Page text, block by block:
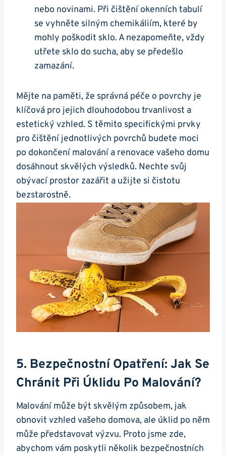
nebo novinami. Při čištění okenních tabulí
se vyhněte silným chemikáliím, které by
mohly poškodit sklo. A nezapomeňte, vždy
utřete sklo do sucha, aby se předešlo
zamazání.
Mějte na paměti, že správná péče o povrchy je
klíčová pro jejich dlouhodobou trvanlivost a
estetický vzhled. S těmito specifickými prvky
pro čištění jednotlivých povrchů budete moci
po dokončení malování a renovace vašeho domu
dosáhnout skvělých výsledků. Nechte svůj
obývací prostor zazářit a užijte si čistotu
bezstarostně.
5. Bezpečnostní Opatření: Jak Se
Chránit Při Úklidu Po Malování?
Malování může být skvělým způsobem, jak
obnovit vzhled vašeho domova, ale úklid po něm
může představovat výzvu. Proto jsme zde,
abychom vám poskytli několik bezpečnostních